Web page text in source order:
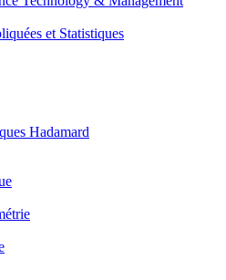
et Statistiques
Hadamard